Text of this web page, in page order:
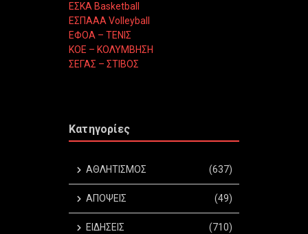
ΕΣΚΑ Basketball
ΕΣΠΑΑΑ Volleyball
ΕΦΟΑ – ΤΕΝΙΣ
ΚΟΕ – ΚΟΛΥΜΒΗΣΗ
ΣΕΓΑΣ – ΣΤΙΒΟΣ
Κατηγορίες
ΑΘΛΗΤΙΣΜΟΣ (637)
ΑΠΟΨΕΙΣ (49)
ΕΙΔΗΣΕΙΣ (710)